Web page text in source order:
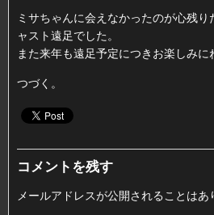
ミサちゃんに会えなかったのが心残
ャスト遠足でした。
また来年も遠足予定につきお楽しみに
つづく。
コメントを残す
メールアドレスが公開されることはあ